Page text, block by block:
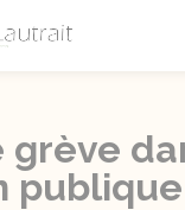
grève
publique